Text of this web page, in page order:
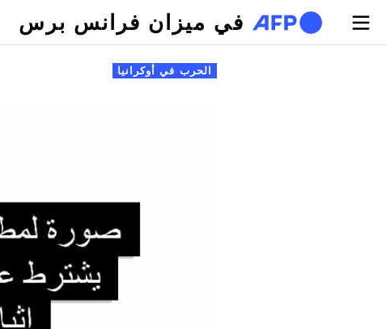
تجاوز إلى المحتوى الرئيسي
في ميزان فرانس برس
التبويبات الأساسية
الحرب في أوكرانيا